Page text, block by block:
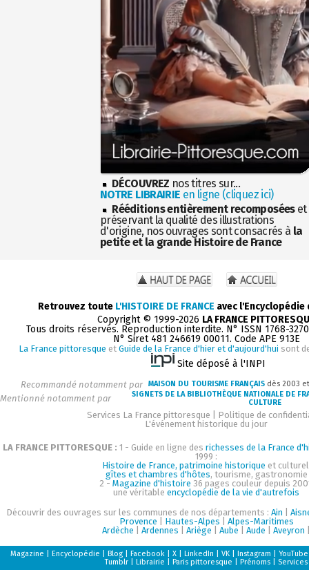
DÉCOUVREZ nos titres sur...
NOTRE LIBRAIRIE en ligne (cliquez ici)
Rééditions entièrement recomposéeset
préservant la qualité des illustrations
d'origine, nos ouvrages sont consacrés à la
petite et la grande Histoire de France
Retrouvez toute L'HISTOIRE DE FRANCE avec
Copyright © 1999-2026 LA FRANCE
Tous droits réservés. Reproduction interdite. N° ISSN 1768-
N° Siret 481 246619 00011. Code APE 913E
La France pittoresque et Guide de la France d'hier et d'aujourd'hui sont
Site déposé à l'INPI
Recommandé notamment par MAISON DU TOURISME FRANÇAIS dès 2003
Mentionné notamment par
SIGNETS DE LA BIBLIOTHÈQUE NATIONALE DE
CULTURE
Services La France pittoresque
Politique de
L'événement historique du jour
LA FRANCE PITTORESQUE : 1 - Guide en ligne des richesses de la France
1999 :
Histoire de France, patrimoine historique et
gîtes et chambres d'hôtes, tourisme, gastronomie
2 - Magazine d'histoire 36 pages couleur depuis
une véritableencyclopédie de la vie d'autrefois
Découvrir des ouvrages sur les communes de nos départements :Ain |
Provence
Hautes-Alpes
Alpes-Maritimes
Ardèche |Ardennes |Ariège |Aube |Aude |Aveyron
Magazine |Encyclopédie |Blog |Facebook |X |LinkedIn |VK |Instagram |YouTube
Tumblr |Librairie |Paris pittoresque |Prénoms Services